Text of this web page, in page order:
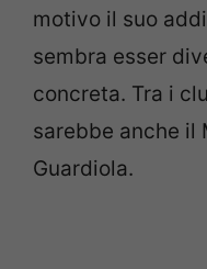
motivo il suo
sembra esser
concreta. Tra i
sarebbe anche il
Guardiola.